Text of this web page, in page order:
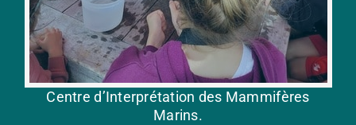
Centre d’Interprétation des Mammifères
Marins.